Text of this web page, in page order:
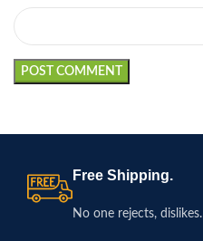
Free Shipping.
No one rejects, dislikes.